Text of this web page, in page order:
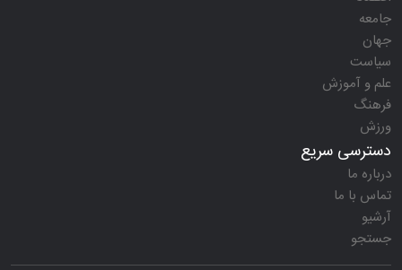
جامعه
جهان
سیاست
علم و آموزش
فرهنگ
ورزش
دسترسی سریع
درباره ما
تماس با ما
آرشیو
جستجو